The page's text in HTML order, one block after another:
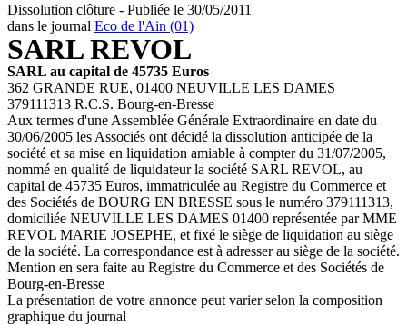
Dissolution clôture - Publiée le 30/05/2011
dans le journal Eco de l'Ain (01)
SARL REVOL
SARL au capital de 45735 Euros
362 GRANDE RUE, 01400 NEUVILLE LES DAMES
379111313 R.C.S. Bourg-en-Bresse
Aux termes d'une Assemblée Générale Extraordinaire en date du
30/06/2005 les Associés ont décidé la dissolution anticipée de la
société et sa mise en liquidation amiable à compter du 31/07/2005,
nommé en qualité de liquidateur la société SARL REVOL, au
capital de 45735 Euros, immatriculée au Registre du Commerce et
des Sociétés de BOURG EN BRESSE sous le numéro 379111313,
domiciliée NEUVILLE LES DAMES 01400 représentée par MME
REVOL MARIE JOSEPHE, et fixé le siège de liquidation au siège
de la société. La correspondance est à adresser au siège de la société.
Mention en sera faite au Registre du Commerce et des Sociétés de
Bourg-en-Bresse
La présentation de votre annonce peut varier selon la composition
graphique du journal